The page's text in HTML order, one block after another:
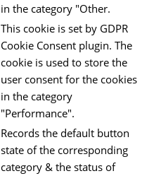
in the category "Other.
This cookie is set by GDPR
Cookie Consent plugin. The
cookie is used to store the
user consent for the cookies
in the category
"Performance".
Records the default button
state of the corresponding
category & the status of